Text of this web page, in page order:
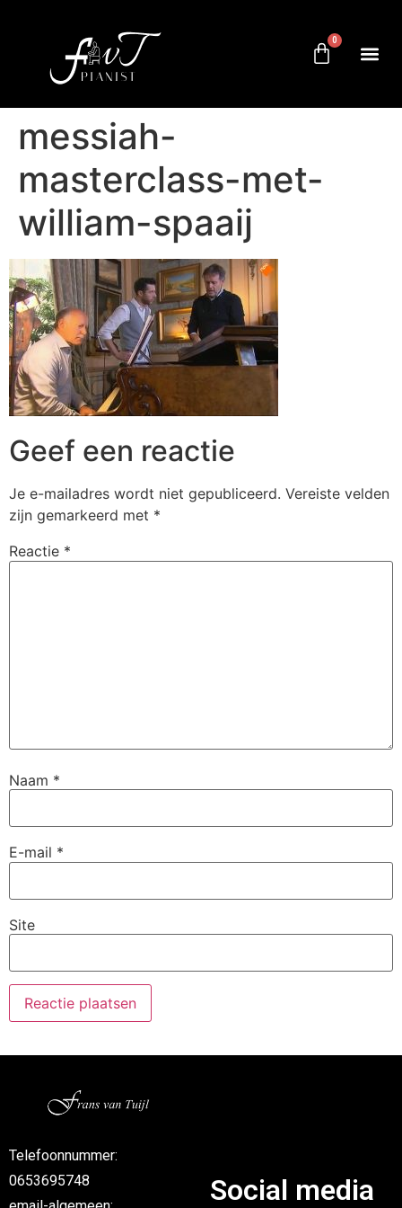
0
messiah-
masterclass-met-
william-spaaij
Geef een reactie
Je e-mailadres wordt niet gepubliceerd. Vereiste velden
zijn gemarkeerd met *
Reactie *
Naam *
E-mail *
Site
Telefoonnummer:
0653695748
Social media